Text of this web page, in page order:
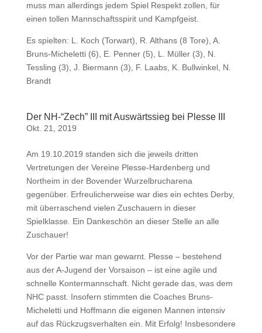
muss man allerdings jedem Spiel Respekt zollen, für
einen tollen Mannschaftsspirit und Kampfgeist.
Es spielten: L. Koch (Torwart), R. Althans (8 Tore), A.
Bruns-Micheletti (6), E. Penner (5), L. Müller (3), N.
Tessling (3), J. Biermann (3), F. Laabs, K. Bullwinkel, N.
Brandt
Der NH-“Zech” III mit Auswärtssieg bei Plesse III
Okt. 21, 2019
Am 19.10.2019 standen sich die jeweils dritten
Vertretungen der Vereine Plesse-Hardenberg und
Northeim in der Bovender Wurzelbrucharena
gegenüber. Erfreulicherweise war dies ein echtes Derby,
mit überraschend vielen Zuschauern in dieser
Spielklasse. Ein Dankeschön an dieser Stelle an alle
Zuschauer!
Vor der Partie war man gewarnt. Plesse – bestehend
aus der A-Jugend der Vorsaison – ist eine agile und
schnelle Kontermannschaft. Nicht gerade das, was dem
NHC passt. Insofern stimmten die Coaches Bruns-
Micheletti und Hoffmann die eigenen Mannen intensiv
auf das Rückzugsverhalten ein. Mit Erfolg! Insbesondere